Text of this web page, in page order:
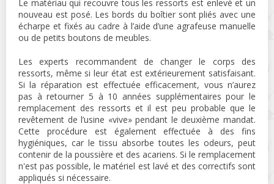
Le matériau qui recouvre tous les ressorts est enlevé et un
nouveau est posé. Les bords du boîtier sont pliés avec une
écharpe et fixés au cadre à l’aide d’une agrafeuse manuelle
ou de petits boutons de meubles.
Les experts recommandent de changer le corps des
ressorts, même si leur état est extérieurement satisfaisant.
Si la réparation est effectuée efficacement, vous n’aurez
pas à retourner 5 à 10 années supplémentaires pour le
remplacement des ressorts et il est peu probable que le
revêtement de l’usine «vive» pendant le deuxième mandat.
Cette procédure est également effectuée à des fins
hygiéniques, car le tissu absorbe toutes les odeurs, peut
contenir de la poussière et des acariens. Si le remplacement
n'est pas possible, le matériel est lavé et des correctifs sont
appliqués si nécessaire.